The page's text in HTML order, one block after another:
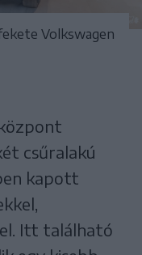
Volkswagen
csűralakú
kapott
Itt található